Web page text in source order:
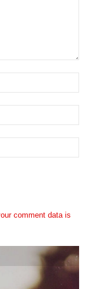
comment data is